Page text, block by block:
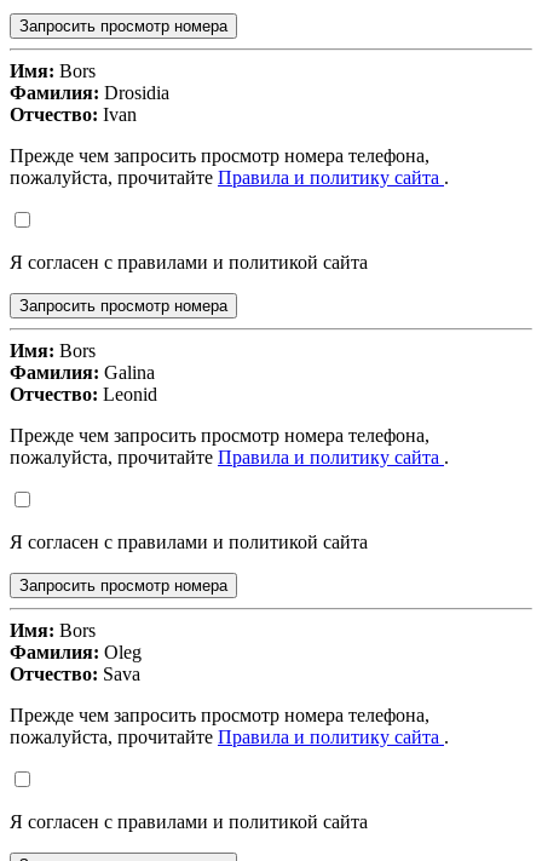
Запросить просмотр номера
Имя: Bors
Фамилия: Drosidia
Отчество: Ivan
Прежде чем запросить просмотр номера телефона,
пожалуйста, прочитайте Правила и политику сайта .
Я согласен с правилами и политикой сайта
Запросить просмотр номера
Имя: Bors
Фамилия: Galina
Отчество: Leonid
Прежде чем запросить просмотр номера телефона,
пожалуйста, прочитайте Правила и политику сайта .
Я согласен с правилами и политикой сайта
Запросить просмотр номера
Имя: Bors
Фамилия: Oleg
Отчество: Sava
Прежде чем запросить просмотр номера телефона,
пожалуйста, прочитайте Правила и политику сайта .
Я согласен с правилами и политикой сайта